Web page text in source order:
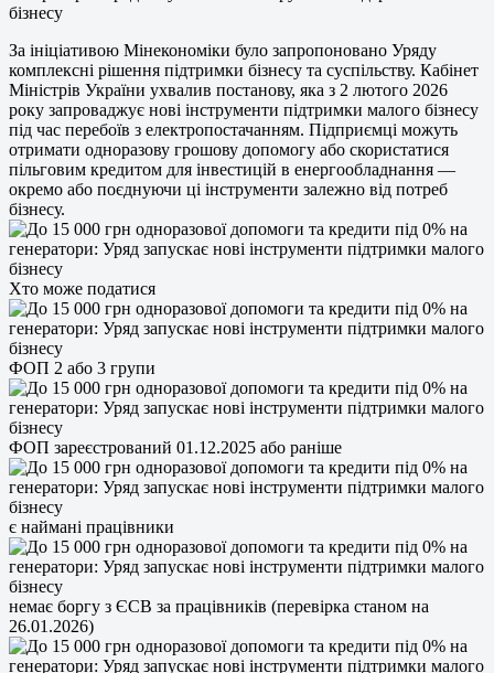
За ініціативою Мінекономіки було запропоновано Уряду
комплексні рішення підтримки бізнесу та суспільству. Кабінет
Міністрів України ухвалив постанову, яка з 2 лютого 2026
року запроваджує нові інструменти підтримки малого бізнесу
під час перебоїв з електропостачанням. Підприємці можуть
отримати одноразову грошову допомогу або скористатися
пільговим кредитом для інвестицій в енергообладнання —
окремо або поєднуючи ці інструменти залежно від потреб
бізнесу.
Хто може податися
ФОП 2 або 3 групи
ФОП зареєстрований 01.12.2025 або раніше
є наймані працівники
немає боргу з ЄСВ за працівників (перевірка станом на
26.01.2026)